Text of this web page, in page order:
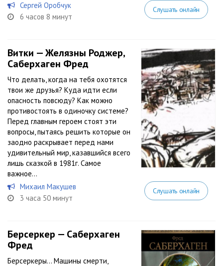
Сергей Оробчук
6 часов 8 минут
Слушать онлайн
Витки — Желязны Роджер,
Саберхаген Фред
Что делать, когда на тебя охотятся
твои же друзья? Куда идти если
опасность повсюду? Как можно
противостоять в одиночку системе?
Перед главным героем стоят эти
вопросы, пытаясь решить которые он
заодно раскрывает перед нами
удивительный мир, казавшийся всего
лишь сказкой в 1981г. Самое
важное...
Михаил Макушев
3 часа 50 минут
Слушать онлайн
Берсеркер — Саберхаген
Фред
Берсеркеры… Машины смерти,